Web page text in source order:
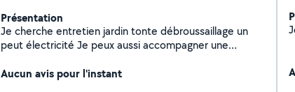
Présentation
Je cherche entretien jardin tonte débroussaillage un
peut électricité Je peux aussi accompagner une
chat lorsque vous parter en vacances ou autre
Aucun avis pour l'instant